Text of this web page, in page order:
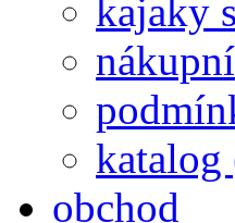
kajaky
obchod